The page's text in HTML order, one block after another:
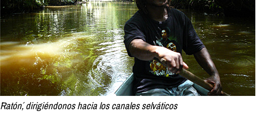
´Ratón´, dirigiéndonos hacia los canales selváticos